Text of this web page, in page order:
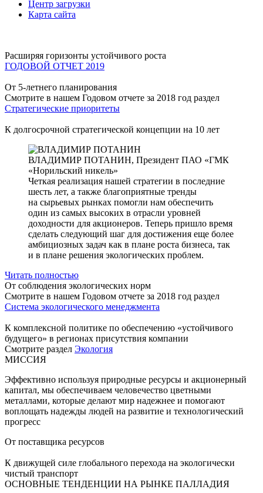
Центр загрузки
Карта сайта
Расширяя горизонты устойчивого роста
ГОДОВОЙ ОТЧЕТ 2019
От 5-летнего планирования
Смотрите в нашем Годовом отчете за 2018 год раздел
Стратегические приоритеты
К долгосрочной стратегической концепции на 10 лет
ВЛАДИМИР ПОТАНИН, Президент ПАО «ГМК
«Норильский никель»
Четкая реализация нашей стратегии в последние
шесть лет, а также благоприятные тренды
на сырьевых рынках помогли нам обеспечить
один из самых высоких в отрасли уровней
доходности для акционеров. Теперь пришло время
сделать следующий шаг для достижения еще более
амбициозных задач как в плане роста бизнеса, так
и в плане решения экологических проблем.
Читать полностью
От соблюдения экологических норм
Смотрите в нашем Годовом отчете за 2018 год раздел
Система экологического менеджмента
К комплексной политике по обеспечению «устойчивого
будущего» в регионах присутствия компании
Смотрите раздел Экология
МИССИЯ
Эффективно используя природные ресурсы и акционерный
капитал, мы обеспечиваем человечество цветными
металлами, которые делают мир надежнее и помогают
воплощать надежды людей на развитие и технологический
прогресс
От поставщика ресурсов
К движущей силе глобального перехода на экологически
чистый транспорт
ОСНОВНЫЕ ТЕНДЕНЦИИ НА РЫНКЕ ПАЛЛАДИЯ